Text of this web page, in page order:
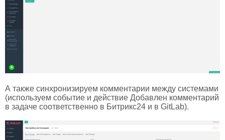
А также синхронизируем комментарии между системами
(используем событие и действие Добавлен комментарий
в задаче соответственно в Битрикс24 и в GitLab).